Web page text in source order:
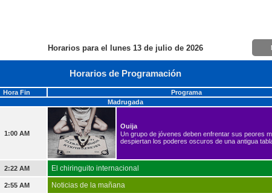
Horarios para el lunes 13 de julio de 2026
Horarios de Programación
Hora Fin
Programa
Madrugada
1:00 AM
Ouija
Un grupo de jóvenes deben enfrentar sus peores
despiertan los poderes oscuros de una antigua
2:22 AM El chiringuito internacional
2:55 AM Noticias de la mañana